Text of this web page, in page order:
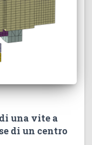
una vite a
di un centro